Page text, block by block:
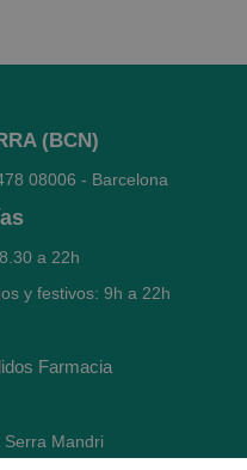
(BCN)
08006 - Barcelona
a 22h
y festivos: 9h a 22h
Farmacia
Mandri